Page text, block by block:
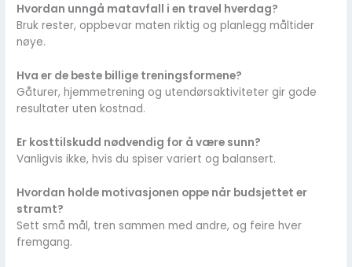
Hvordan unngå matavfall i en travel hverdag?
Bruk rester, oppbevar maten riktig og planlegg måltider
nøye.
Hva er de beste billige treningsformene?
Gåturer, hjemmetrening og utendørsaktiviteter gir gode
resultater uten kostnad.
Er kosttilskudd nødvendig for å være sunn?
Vanligvis ikke, hvis du spiser variert og balansert.
Hvordan holde motivasjonen oppe når budsjettet er
stramt?
Sett små mål, tren sammen med andre, og feire hver
fremgang.